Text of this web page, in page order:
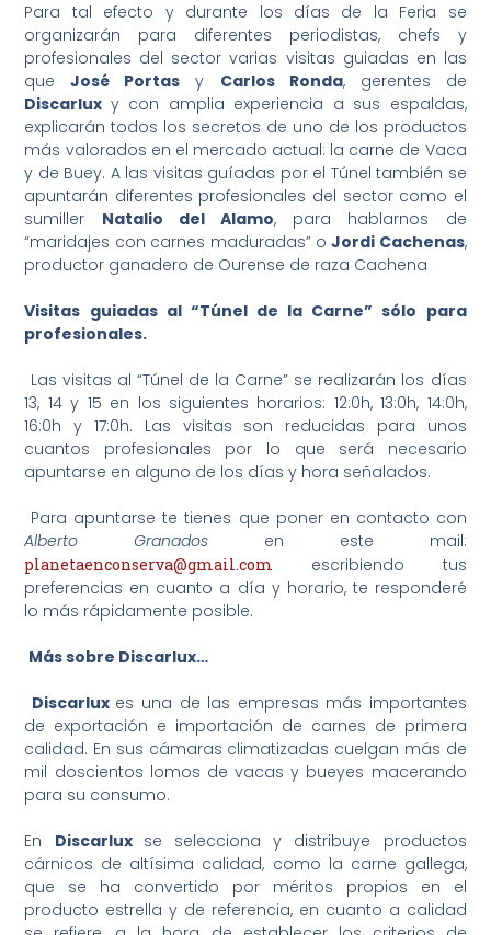
Para tal efecto y durante los días de la Feria se
organizarán para diferentes periodistas, chefs y
profesionales del sector varias visitas guiadas en las
queJosé Portas y Carlos Ronda, gerentes de
Discarlux y con amplia experiencia a sus espaldas,
explicarán todos los secretos de uno de los productos
más valorados en el mercado actual: la carne de Vaca
y de Buey. A las visitas guíadas por el Túnel también se
apuntarán diferentes profesionales del sector como el
sumiller Natalio del Alamo, para hablarnos de
“maridajes con carnes maduradas” oJordi Cachenas,
productor ganadero de Ourense de raza Cachena
Visitas guiadas al “Túnel de la Carne” sólo para
profesionales.
Las visitas al “Túnel de la Carne” se realizarán los días
13, 14 y 15 en los siguientes horarios: 12:0h, 13:0h, 14:0h,
16:0h y 17:0h. Las visitas son reducidas para unos
cuantos profesionales por lo que será necesario
apuntarse en alguno de los días y hora señalados.
Para apuntarse te tienes que poner en contacto con
Alberto Granados en este mail:
planetaenconserva@gmail.com escribiendo tus
preferencias en cuanto a día y horario, te responderé
lo más rápidamente posible.
Más sobre Discarlux…
Discarlux es una de las empresas más importantes
de exportación e importación de carnes de primera
calidad. En sus cámaras climatizadas cuelgan más de
mil doscientos lomos de vacas y bueyes macerando
para su consumo.
En Discarlux se selecciona y distribuye productos
cárnicos de altísima calidad, como la carne gallega,
que se ha convertido por méritos propios en el
producto estrella y de referencia, en cuanto a calidad